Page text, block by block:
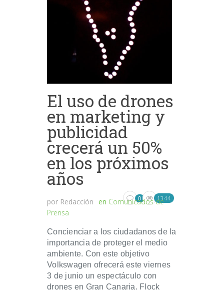
El uso de drones
en marketing y
publicidad
crecerá un 50%
en los próximos
años
por Redacción en Comunicados de
Prensa
0 1344
Concienciar a los ciudadanos de la
importancia de proteger el medio
ambiente. Con este objetivo
Volkswagen ofrecerá este viernes
3 de junio un espectáculo con
drones en Gran Canaria. Flock